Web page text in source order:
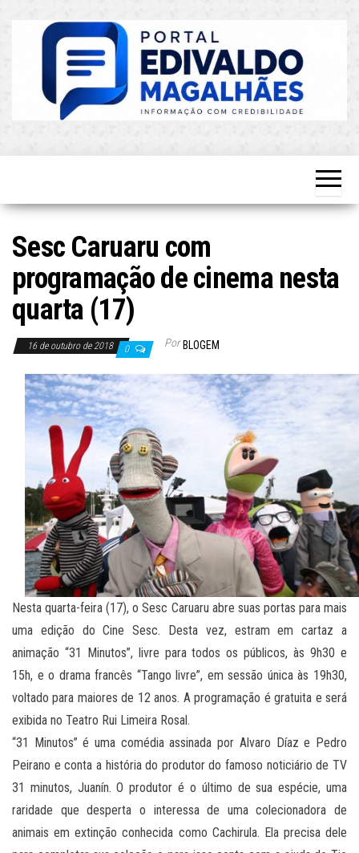
Atualizado!
Sesc Caruaru com
programação de cinema nesta
quarta (17)
16 de outubro de 2018 0 Por BLOGEM
Nesta quarta-feira (17), o Sesc Caruaru abre suas portas para mais
uma edição do Cine Sesc. Desta vez, estram em cartaz a
animação “31 Minutos”, livre para todos os públicos, às 9h30 e
15h, e o drama francês “Tango livre”, em sessão única às 19h30,
voltado para maiores de 12 anos. A programação é gratuita e será
exibida no Teatro Rui Limeira Rosal.
“31 Minutos” é uma comédia assinada por Alvaro Díaz e Pedro
Peirano e conta a história do produtor do famoso noticiário de TV
31 minutos, Juanín. O produtor é o último de sua espécie, uma
raridade que desperta o interessa de uma colecionadora de
animais em extinção conhecida como Cachirula. Ela precisa dele